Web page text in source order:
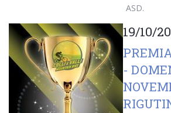
ASD.
19/10/
-